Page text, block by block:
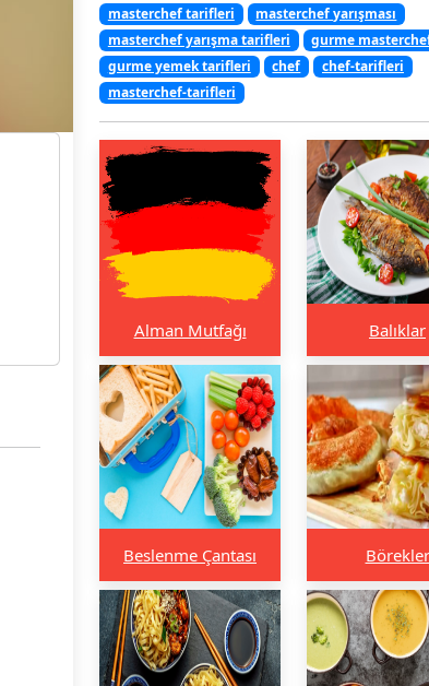
masterchef tarifleri
masterchef yarışması
masterchef yarışma tarifleri
gurme
gurme yemek tarifleri
chef
chef-tarifleri
masterchef-tarifleri
Alman Mutfağı Balıklar
Beslenme Çantası Börekler